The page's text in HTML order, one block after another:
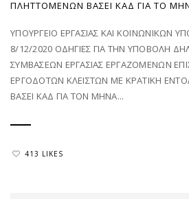
ΛΗΤΤΌΜΕΝΩΝ ΒΆΣΕΙ ΚΑΔ ΓΙΑ ΤΟ
ΥΠΟΥΡΓΕΙΟ ΕΡΓΑΣΙΑΣ ΚΑΙ ΚΟΙΝΩΝΙΚΩΝ
8/12/2020 ΟΔΗΓΙΕΣ ΓΙΑ ΤΗΝ ΥΠΟΒΟΛΗ
ΣΥΜΒΑΣΕΩΝ ΕΡΓΑΣΙΑΣ ΕΡΓΑΖΟΜΕΝΩΝ
ΕΡΓΟΔΟΤΩΝ ΚΛΕΙΣΤΩΝ ΜΕ ΚΡΑΤΙΚΗ
ΒΑΣΕΙ ΚΑΔ ΓΙΑ ΤΟΝ ΜΗΝΑ...
413 LIKES